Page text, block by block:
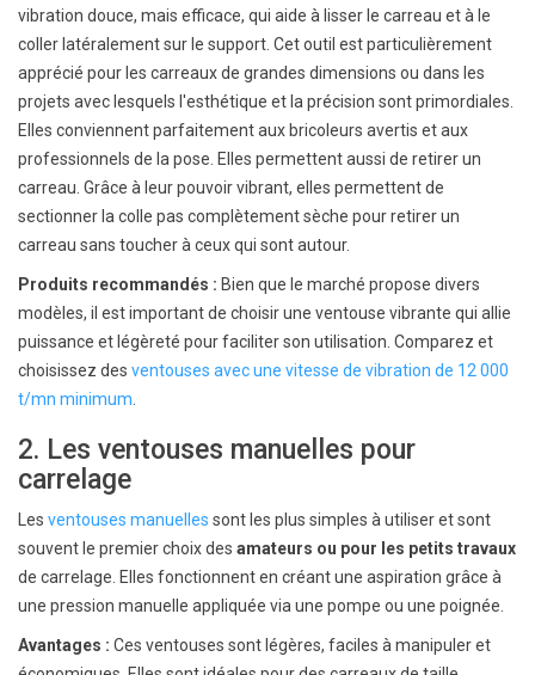
vibration douce, mais efficace, qui aide à lisser le carreau et à le
coller latéralement sur le support. Cet outil est particulièrement
apprécié pour les carreaux de grandes dimensions ou dans les
projets avec lesquels l'esthétique et la précision sont primordiales.
Elles conviennent parfaitement aux bricoleurs avertis et aux
professionnels de la pose. Elles permettent aussi de retirer un
carreau. Grâce à leur pouvoir vibrant, elles permettent de
sectionner la colle pas complètement sèche pour retirer un
carreau sans toucher à ceux qui sont autour.
Produits recommandés : Bien que le marché propose divers
modèles, il est important de choisir une ventouse vibrante qui allie
puissance et légèreté pour faciliter son utilisation. Comparez et
choisissez des ventouses avec une vitesse de vibration de 12 000
t/mn minimum.
2. Les ventouses manuelles pour
carrelage
Les ventouses manuelles sont les plus simples à utiliser et sont
souvent le premier choix des amateurs ou pour les petits travaux
de carrelage. Elles fonctionnent en créant une aspiration grâce à
une pression manuelle appliquée via une pompe ou une poignée.
Avantages : Ces ventouses sont légères, faciles à manipuler et